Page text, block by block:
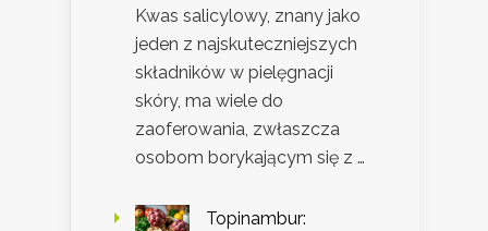
Kwas salicylowy, znany jako
jeden z najskuteczniejszych
składników w pielęgnacji
skóry, ma wiele do
zaoferowania, zwłaszcza
osobom borykającym się z …
Topinambur: